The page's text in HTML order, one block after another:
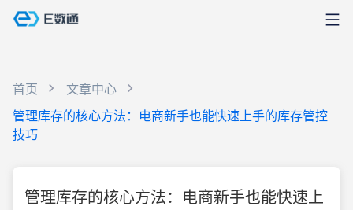
首页
文章中心
管理库存的核心方法：电商新手也能快速上手的库存管控
技巧
管理库存的核心方法：电商新手也能快速上